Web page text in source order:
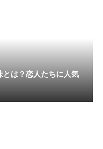
は？恋人たちに人気